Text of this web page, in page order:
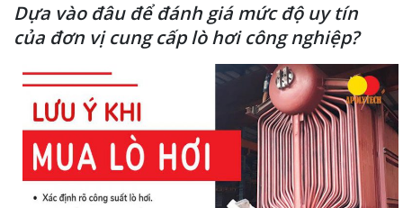
Dựa vào đâu để đánh giá mức độ uy tín
của đơn vị cung cấp lò hơi công nghiệp?